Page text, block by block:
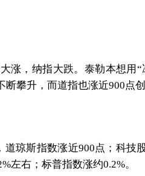
涨，纳指大跌。泰勒本想用“
攀升，而道指也涨近900点创
琼斯指数涨近900点；科技
左右；标普指数涨约0.2%。